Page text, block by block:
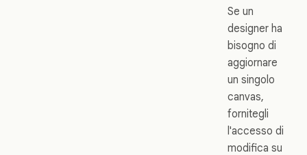
Se un
designer ha
bisogno di
aggiornare
un singolo
canvas,
fornitegli
l'accesso di
modifica su